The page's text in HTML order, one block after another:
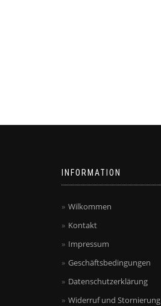
INFORMATION
Wilkommen
Kontakt
Impressum
Geschäftsbedingungen
Datenschutzerklärung
Widerruf und Stornierung